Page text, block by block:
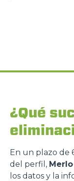
¿Qué
En un plazo de
del perfil, Merlo
los datos y la